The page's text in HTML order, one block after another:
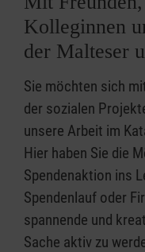
Kolleginnen
der Malteser
Sie möchten sich
der sozialen
unsere Arbeit im
Hier haben Sie die
Spendenaktion ins
Spendenlauf oder
spannende und
Sache aktiv zu